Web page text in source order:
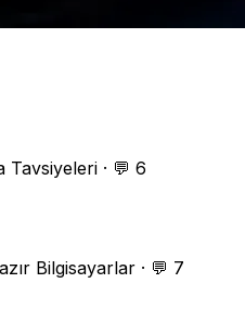
Tavsiyeleri · 💬 6
Bilgisayarlar · 💬 7